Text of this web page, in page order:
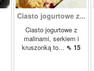
Ciasto jogurtowe z...
Ciasto jogurtowe z
malinami, serkiem i
kruszonką to... ⇖ 15